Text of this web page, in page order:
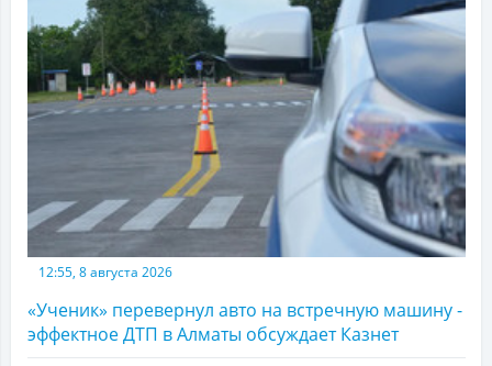
12:55, 8 августа 2026
«Ученик» перевернул авто на встречную машину -
эффектное ДТП в Алматы обсуждает Казнет